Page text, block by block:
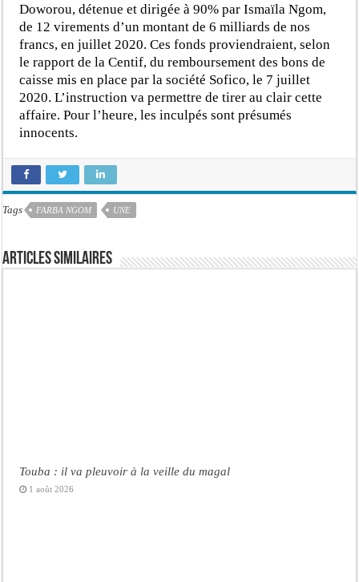
Doworou, détenue et dirigée à 90% par Ismaïla Ngom,
de 12 virements d’un montant de 6 milliards de nos
francs, en juillet 2020. Ces fonds proviendraient, selon
le rapport de la Centif, du remboursement des bons de
caisse mis en place par la société Sofico, le 7 juillet
2020. L’instruction va permettre de tirer au clair cette
affaire. Pour l’heure, les inculpés sont présumés
innocents.
Tags FARBA NGOM UNE
Articles similaires
Touba : il va pleuvoir à la veille du magal
1 août 2026